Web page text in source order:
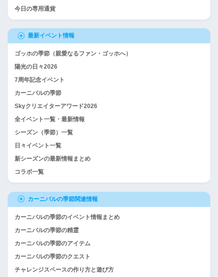
今日の専用通貨
最新イベント情報
ゴッホの季節（親愛なるファン・ゴッホへ）
陽光の日々2026
7周年記念イベント
カーニバルの季節
Skyクリエイターアワード2026
全イベント一覧・最新情報
シーズン（季節）一覧
日々イベント一覧
新シーズンの最新情報まとめ
コラボ一覧
カーニバルの季節関連情報
カーニバルの季節のイベント情報まとめ
カーニバルの季節の精霊
カーニバルの季節のアイテム
カーニバルの季節のクエスト
チャレンジスペースの作り方と遊び方